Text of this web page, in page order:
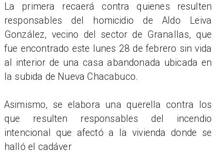
La primera recaerá contra quienes resulten
responsables del homicidio de Aldo Leiva
González, vecino del sector de Granallas, que
fue encontrado este lunes 28 de febrero sin vida
al interior de una casa abandonada ubicada en
la subida de Nueva Chacabuco.
Asimismo, se elabora una querella contra los
que resulten responsables del incendio
intencional que afectó a la vivienda donde se
halló el cadáver